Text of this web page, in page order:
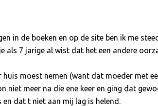
in de boeken en op de site ben ik me
als 7 jarige al wist dat het een andere
huis moest nemen (want dat moeder met
niet meer na die ene keer en ging dat
dat t niet aan mij lag is helend.